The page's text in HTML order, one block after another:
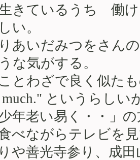
きているうち 働
い。
あいだみつをさん
な気がする。
とわざで良く似たも
というらしい
年老い易く・・」
べながらテレビを
や善光寺参り、成